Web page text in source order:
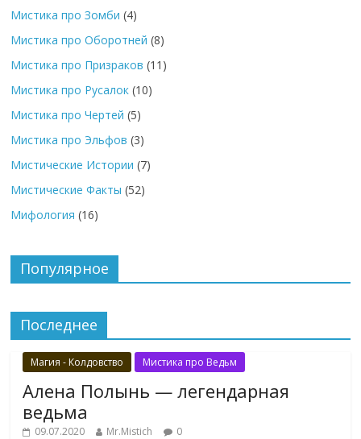
Мистика про Зомби (4)
Мистика про Оборотней (8)
Мистика про Призраков (11)
Мистика про Русалок (10)
Мистика про Чертей (5)
Мистика про Эльфов (3)
Мистические Истории (7)
Мистические Факты (52)
Мифология (16)
Популярное
Последнее
Магия - Колдовство Мистика про Ведьм
Алена Полынь — легендарная
ведьма
09.07.2020 Mr.Mistich 0